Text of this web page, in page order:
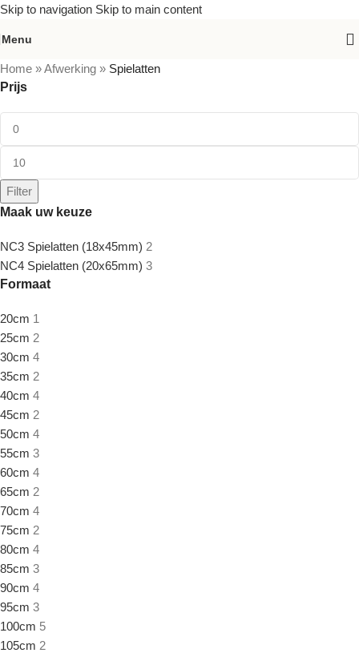
Skip to navigation Skip to main content
Menu
Home »Afwerking » Spielatten
Prijs
Filter
Maak uw keuze
NC3 Spielatten (18x45mm) 2
NC4 Spielatten (20x65mm) 3
Formaat
20cm 1
25cm 2
30cm 4
35cm 2
40cm 4
45cm 2
50cm 4
55cm 3
60cm 4
65cm 2
70cm 4
75cm 2
80cm 4
85cm 3
90cm 4
95cm 3
100cm 5
105cm 2